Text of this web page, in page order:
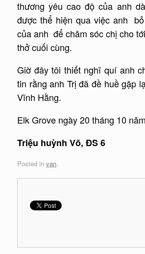
thương yêu cao độ của anh
được thể hiện qua việc anh
của anh để chăm sóc chị cho
thở cuối cùng.
Giờ đây tôi thiết nghĩ quí anh
tin rằng anh Trị đã đề huề gặp
Vĩnh Hằng.
Elk Grove ngày 20 tháng 10
Triệu huỳnh Võ, ĐS 6
Posted in van.